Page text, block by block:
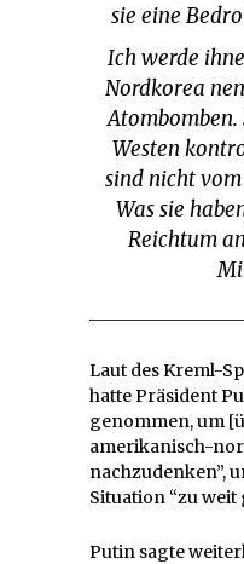
sie eine
Ich werde ihnen einige Fakten über
Nordkorea
Atombomben.
Westen
sind nicht
Was sie
Reichtum
Laut des Kreml-
hatte Präsident
genommen, um
amerikanisch-
nachzudenken”,
Situation “zu weit
Putin sagte